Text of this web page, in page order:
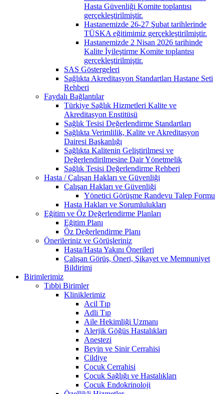
Hasta Güvenliği Komite toplantısı
gerçekleştirilmiştir.
Hastanemizde 26-27 Şubat tarihlerinde
TÜSKA eğitimimiz gerçekleştirilmiştir.
Hastanemizde 2 Nisan 2026 tarihinde
Kalite İyileştirme Komite toplantısı
gerçekleştirilmiştir.
SAS Göstergeleri
Sağlıkta Akreditasyon Standartları Hastane Seti
Rehberi
Faydalı Bağlantılar
Türkiye Sağlık Hizmetleri Kalite ve
Akreditasyon Enstitüsü
Sağlık Tesisi Değerlendirme Standartları
Sağlıkta Verimlilik, Kalite ve Akreditasyon
Dairesi Başkanlığı
Sağlıkta Kalitenin Geliştirilmesi ve
Değerlendirilmesine Dair Yönetmelik
Sağlık Tesisi Değerlendirme Rehberi
Hasta / Çalışan Hakları ve Güvenliği
Çalışan Hakları ve Güvenliği
Yönetici Görüşme Randevu Talep Formu
Hasta Hakları ve Sorumlulukları
Eğitim ve Öz Değerlendirme Planları
Eğitim Planı
Öz Değerlendirme Planı
Önerileriniz ve Görüşleriniz
Hasta/Hasta Yakını Önerileri
Çalışan Görüş, Öneri, Şikayet ve Memnuniyet
Bildirimi
Birimlerimiz
Tıbbi Birimler
Kliniklerimiz
Acil Tıp
Adli Tıp
Aile Hekimliği Uzmanı
Alerjik Göğüs Hastalıkları
Anestezi
Beyin ve Sinir Cerrahisi
Cildiye
Çocuk Cerrahisi
Çocuk Sağlığı ve Hastalıkları
Çocuk Endokrinoloji